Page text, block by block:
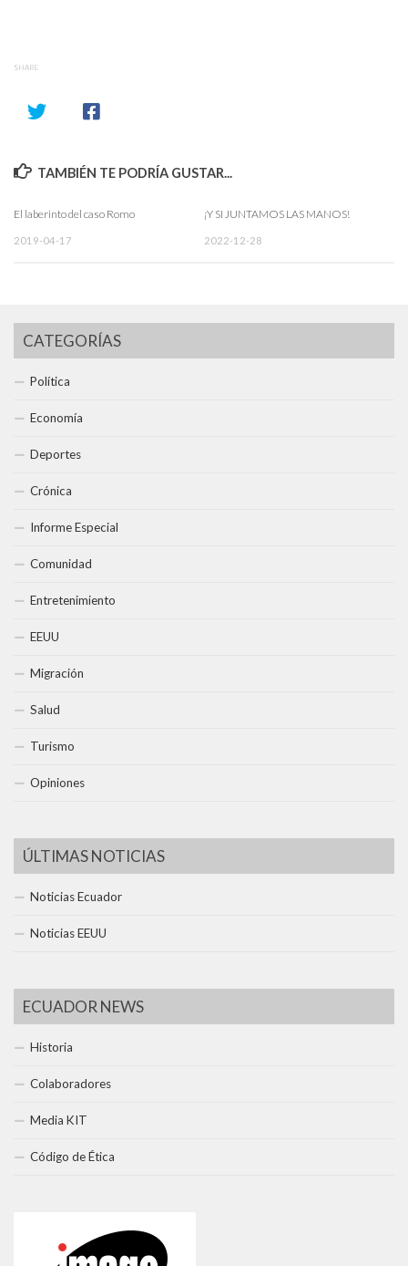
SHARE
TAMBIÉN TE PODRÍA GUSTAR...
El laberinto del caso Romo
2019-04-17
¡Y SI JUNTAMOS LAS MANOS!
2022-12-28
CATEGORÍAS
Política
Economía
Deportes
Crónica
Informe Especial
Comunidad
Entretenimiento
EEUU
Migración
Salud
Turismo
Opiniones
ÚLTIMAS NOTICIAS
Noticias Ecuador
Noticias EEUU
ECUADOR NEWS
Historia
Colaboradores
Media KIT
Código de Ética